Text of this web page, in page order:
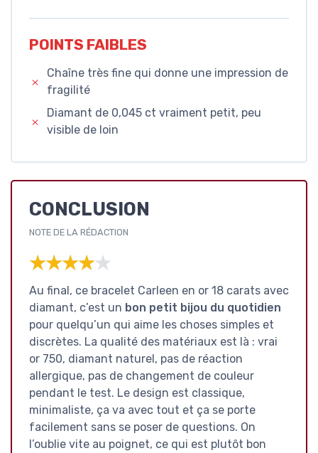
POINTS FAIBLES
Chaîne très fine qui donne une impression de
fragilité
Diamant de 0,045 ct vraiment petit, peu
visible de loin
CONCLUSION
NOTE DE LA RÉDACTION
★★★★★
★★★★★
Au final, ce bracelet Carleen en or 18 carats avec
diamant, c’est un bon petit bijou du quotidien
pour quelqu’un qui aime les choses simples et
discrètes. La qualité des matériaux est là : vrai
or 750, diamant naturel, pas de réaction
allergique, pas de changement de couleur
pendant le test. Le design est classique,
minimaliste, ça va avec tout et ça se porte
facilement sans se poser de questions. On
l’oublie vite au poignet, ce qui est plutôt bon